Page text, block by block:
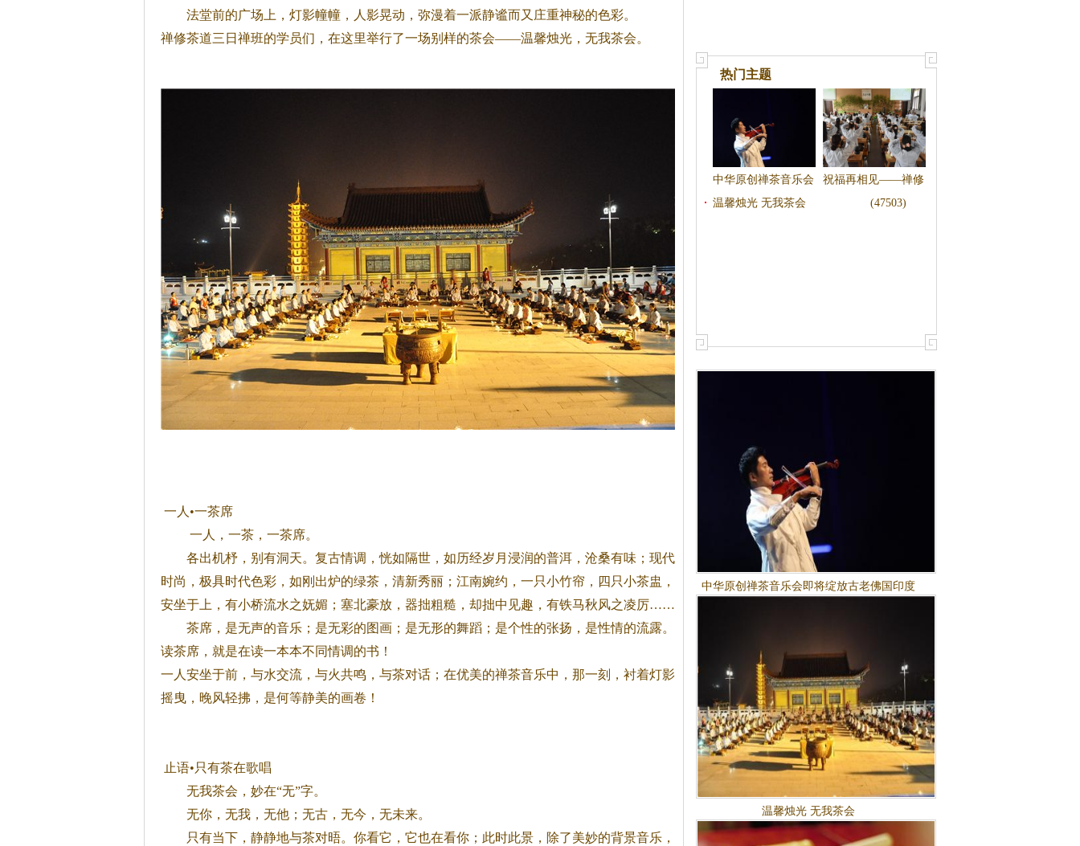
法堂前的广场上，灯影幢幢，人影晃动，弥漫着一派静谧而又庄重神秘的色彩。
禅修茶道三日禅班的学员们，在这里举行了一场别样的茶会——温馨烛光，无我茶会。
一人•一茶席
一人，一茶，一茶席。
各出机杼，别有洞天。复古情调，恍如隔世，如历经岁月浸润的普洱，沧桑有味；现代
时尚，极具时代色彩，如刚出炉的绿茶，清新秀丽；江南婉约，一只小竹帘，四只小茶盅，
安坐于上，有小桥流水之妩媚；塞北豪放，器拙粗糙，却拙中见趣，有铁马秋风之凌厉……
茶席，是无声的音乐；是无彩的图画；是无形的舞蹈；是个性的张扬，是性情的流露。
读茶席，就是在读一本本不同情调的书！
一人安坐于前，与水交流，与火共鸣，与茶对话；在优美的禅茶音乐中，那一刻，衬着灯影
摇曳，晚风轻拂，是何等静美的画卷！
止语•只有茶在歌唱
无我茶会，妙在“无”字。
无你，无我，无他；无古，无今，无未来。
只有当下，静静地与茶对晤。你看它，它也在看你；此时此景，除了美妙的背景音乐，
热门主题
中华原创禅茶音乐会
即将绽放古老佛国印
祝福再相见——禅修
茶道三日禅圆满
(47503)
温馨烛光 无我茶会
中华原创禅茶音乐会即将绽放古老佛国印度
温馨烛光 无我茶会